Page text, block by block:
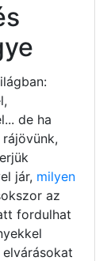
de ha
jár, milyen
az
fordulhat